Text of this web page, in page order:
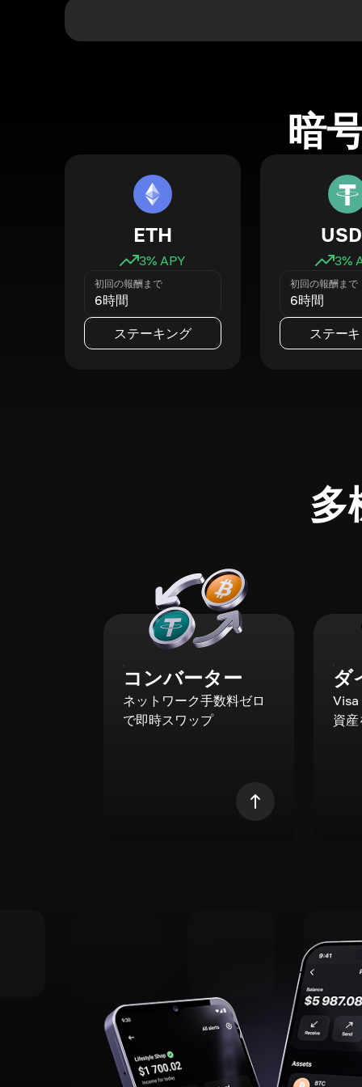
暗
ETH
3% APY
初回の報酬まで
6時間
ステーキング
3%
初回の報酬まで
6時間
ステー
多
コンバーター
ネットワーク手数料ゼロ
で即時スワップ
ダ
資